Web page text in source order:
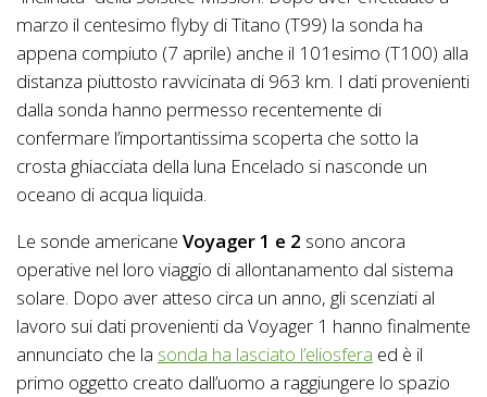
marzo il centesimo flyby di Titano (T99) la sonda ha
appena compiuto (7 aprile) anche il 101esimo (T100) alla
distanza piuttosto ravvicinata di 963 km. I dati provenienti
dalla sonda hanno permesso recentemente di
confermare l’importantissima scoperta che sotto la
crosta ghiacciata della luna Encelado si nasconde un
oceano di acqua liquida.
Le sonde americane Voyager 1 e 2 sono ancora
operative nel loro viaggio di allontanamento dal sistema
solare. Dopo aver atteso circa un anno, gli scenziati al
lavoro sui dati provenienti da Voyager 1 hanno finalmente
annunciato che la sonda ha lasciato l’eliosfera ed è il
primo oggetto creato dall’uomo a raggiungere lo spazio